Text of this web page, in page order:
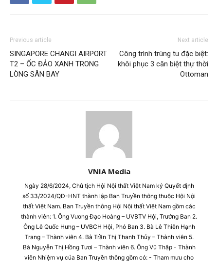
Previous article
SINGAPORE CHANGI AIRPORT
T2 – ỐC ĐẢO XANH TRONG
LÒNG SÂN BAY
Next article
Công trình trùng tu đặc biệt:
khôi phục 3 căn biệt thự thời
Ottoman
VNIA Media
Ngày 28/6/2024, Chủ tịch Hội Nội thất Việt Nam ký Quyết định
số 33/2024/QĐ-HNT thành lập Ban Truyền thông thuộc Hội Nội
thất Việt Nam. Ban Truyền thông Hội Nội thất Việt Nam gồm các
thành viên: 1. Ông Vương Đạo Hoàng – UVBTV Hội, Trưởng Ban 2.
Ông Lê Quốc Hưng – UVBCH Hội, Phó Ban 3. Bà Lê Thiên Hạnh
Trang – Thành viên 4. Bà Trần Thị Thanh Thủy – Thành viên 5.
Bà Nguyễn Thị Hồng Tươi – Thành viên 6. Ông Vũ Thập - Thành
viên Nhiệm vụ của Ban Truyền thông gồm có: - Tham mưu cho